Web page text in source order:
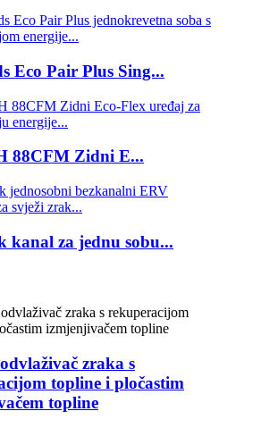
Eco Pair Plus Sing...
88CFM Zidni E...
kanal za jednu sobu...
zraka s
topline i pločastim
topline